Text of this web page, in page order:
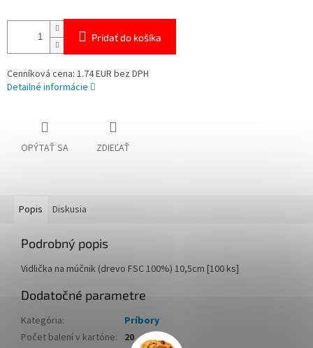
Pridať do košíka
Cenníková cena: 1.74 EUR bez DPH
Detailné informácie
OPÝTAŤ SA ZDIEĽAŤ
Popis Diskusia
Podrobný popis
Vidlička na múčnik (drevo FSC 100%) 10,5cm [100 ks]
Dodatočné parametre
Kategória:
Príbory
Počet balení v kartóne: 20